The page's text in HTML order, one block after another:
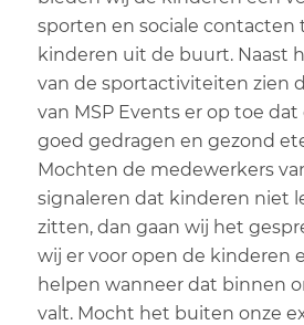
sporten en sociale contacten
kinderen uit de buurt. Naast
van de sportactiviteiten zien
van MSP Events er op toe
goed gedragen en gezond
Mochten de medewerkers
signaleren dat kinderen niet
zitten, dan gaan wij het
wij er voor open de kinderen
helpen wanneer dat binnen
valt. Mocht het buiten onze